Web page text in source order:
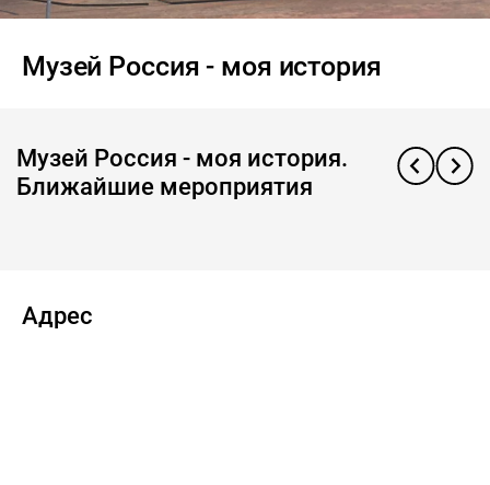
Музей Россия - моя история
Музей Россия - моя история.
Ближайшие мероприятия
Адрес